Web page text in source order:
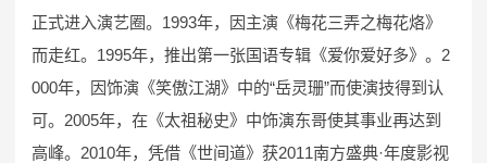
正式进入演艺圈。1993年，因主演《梅花三弄之梅花烙》
而走红。1995年，推出第一张国语专辑《爱你爱好多》。2
000年，因饰演《笑傲江湖》中的“岳灵珊”而使演技得到认
可。2005年，在《太祖秘史》中饰演东哥使其事业再达到
高峰。2010年，凭借《世间道》获2011南方盛典·年度影视